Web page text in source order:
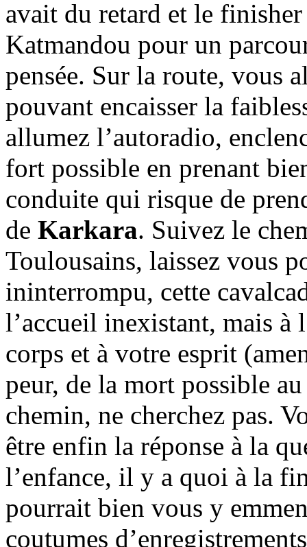
avait du retard et le
Katmandou pour un
pensée. Sur la route, vous
pouvant encaisser la
allumez l’autoradio,
fort possible en prenant
conduite qui risque de
de Karkara. Suivez le
Toulousains, laissez vous
ininterrompu, cette
l’accueil inexistant, mais à
corps et à votre esprit
peur, de la mort possible
chemin, ne cherchez pas.
être enfin la réponse à la
l’enfance, il y a quoi à la
pourrait bien vous y
coutumes